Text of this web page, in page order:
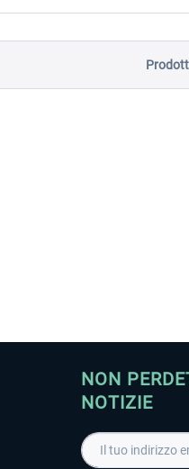
NON
NOTIZIE